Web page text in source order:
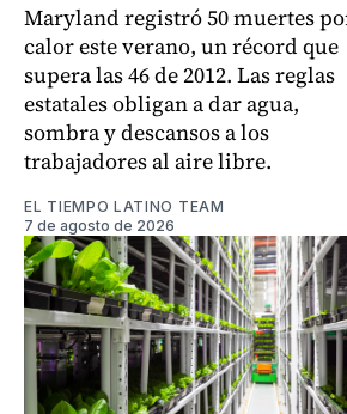
Maryland registró 50 muertes
calor este verano, un récord que
supera las 46 de 2012. Las reglas
estatales obligan a dar agua,
sombra y descansos a los
trabajadores al aire libre.
EL TIEMPO LATINO TEAM
7 de agosto de 2026